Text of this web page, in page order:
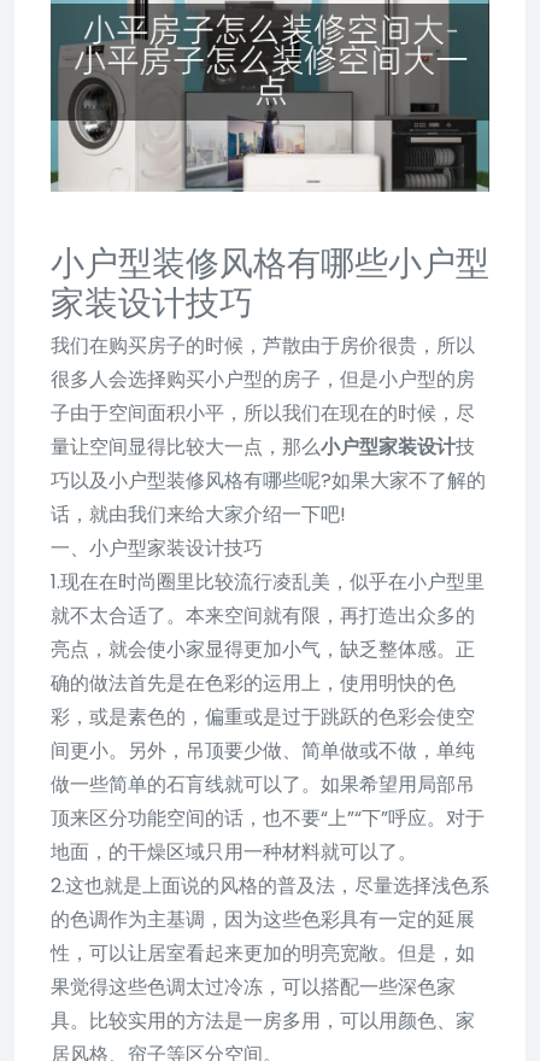
小户型装修风格有哪些小户型
家装设计技巧
我们在购买房子的时候，芦散由于房价很贵，所以
很多人会选择购买小户型的房子，但是小户型的房
子由于空间面积小平，所以我们在现在的时候，尽
量让空间显得比较大一点，那么小户型家装设计技
巧以及小户型装修风格有哪些呢?如果大家不了解的
话，就由我们来给大家介绍一下吧!
一、小户型家装设计技巧
1.现在在时尚圈里比较流行凌乱美，似乎在小户型里
就不太合适了。本来空间就有限，再打造出众多的
亮点，就会使小家显得更加小气，缺乏整体感。正
确的做法首先是在色彩的运用上，使用明快的色
彩，或是素色的，偏重或是过于跳跃的色彩会使空
间更小。另外，吊顶要少做、简单做或不做，单纯
做一些简单的石肓线就可以了。如果希望用局部吊
顶来区分功能空间的话，也不要“上”“下”呼应。对于
地面，的干燥区域只用一种材料就可以了。
2.这也就是上面说的风格的普及法，尽量选择浅色系
的色调作为主基调，因为这些色彩具有一定的延展
性，可以让居室看起来更加的明亮宽敞。但是，如
果觉得这些色调太过冷冻，可以搭配一些深色家
具。比较实用的方法是一房多用，可以用颜色、家
居风格、帘子等区分空间。